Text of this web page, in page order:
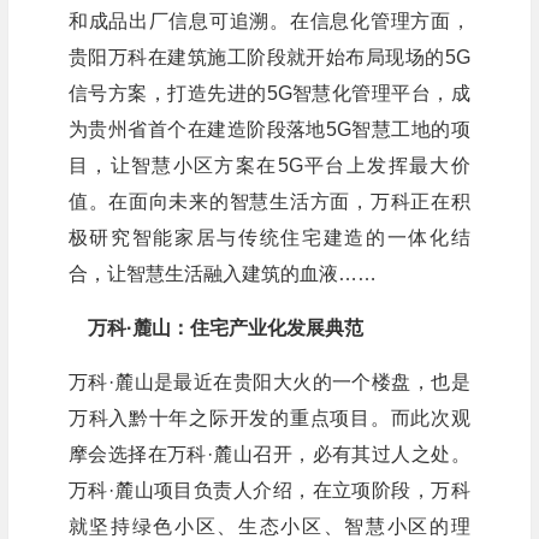
和成品出厂信息可追溯。在信息化管理方面，
贵阳万科在建筑施工阶段就开始布局现场的5G
信号方案，打造先进的5G智慧化管理平台，成
为贵州省首个在建造阶段落地5G智慧工地的项
目，让智慧小区方案在5G平台上发挥最大价
值。在面向未来的智慧生活方面，万科正在积
极研究智能家居与传统住宅建造的一体化结
合，让智慧生活融入建筑的血液……
万科·麓山： 住宅产业化发展典范
万科·麓山是最近在贵阳大火的一个楼盘，也是
万科入黔十年之际开发的重点项目。而此次观
摩会选择在万科·麓山召开，必有其过人之处。
万科·麓山项目负责人介绍，在立项阶段，万科
就坚持绿色小区、生态小区、智慧小区的理